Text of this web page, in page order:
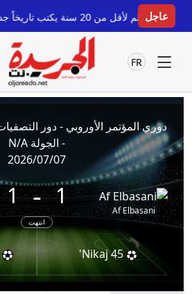
عاجل
تاريخاً جديداً لألعاب القوى المغربية
FR
دوري المؤتمر الأوروبي - دور
- الجولة N/A
2026/07/07
Af Elbasani
1
-
1
انتهت
Nikaj45'